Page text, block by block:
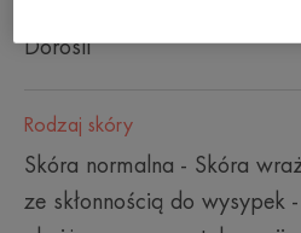
Dorośli
Rodzaj skóry
Skóra normalna - Skóra
ze skłonnością do wysypek